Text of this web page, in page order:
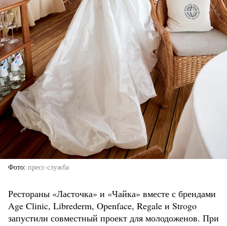
Фото пресс-служба
Рестораны «Ласточка» и «Чайка» вместе с брендами
Age Clinic, Librederm, Openface, Regale и Strogo
запустили совместный проект для молодоженов. При